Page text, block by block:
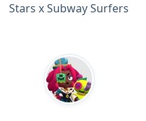
Stars x Subway Surfers